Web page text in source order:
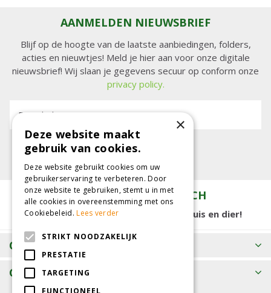
AANMELDEN NIEUWSBRIEF
Blijf op de hoogte van de laatste aanbiedingen, folders,
acties en nieuwtjes! Meld je hier aan voor onze digitale
nieuwsbrief! Wij slaan je gegevens secuur op conform onze
privacy policy.
E-mailadres:
TUINCENTRUM KOLBACH
15.000 m2 winkelplezier voor tuin, huis en dier!
OPENINGSTIJDEN
CONTACT
×
Deze website maakt
gebruik van cookies.
Deze website gebruikt cookies om uw
gebruikerservaring te verbeteren. Door
onze website te gebruiken, stemt u in met
alle cookies in overeenstemming met ons
Cookiebeleid.Lees verder
STRIKT NOODZAKELIJK
PRESTATIE
TARGETING
FUNCTIONEEL